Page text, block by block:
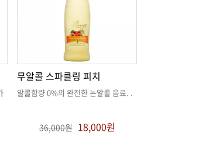
무알콜 스파클링 피치
알콜함량 0%의 완전한 논알콜 음료. .
36,000원 18,000원